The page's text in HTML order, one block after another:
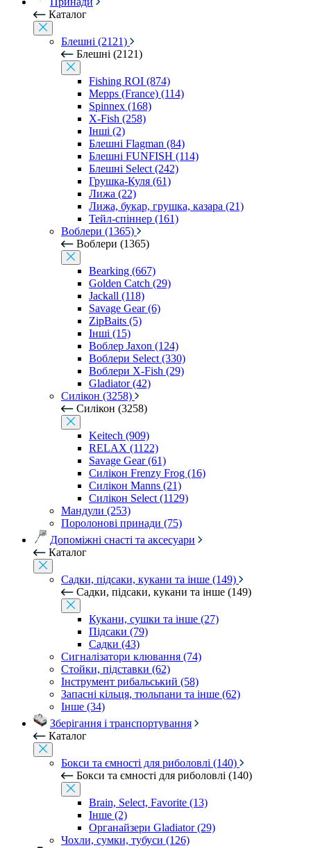
Каталог
Блешні (2121)
Блешні (2121)
Fishing ROI (874)
Mepps (France) (114)
Spinnex (168)
X-Fish (258)
Інші (2)
Блешні Flagman (84)
Блешні FUNFISH (114)
Блешні Select (242)
Грушка-Куля (61)
Лижа (22)
Лижа, букар, грушка, казара (21)
Тейл-спіннер (161)
Воблери (1365)
Воблери (1365)
Bearking (667)
Golden Catch (29)
Jackall (118)
Savage Gear (6)
ZipBaits (5)
Інші (15)
Воблер Jaxon (124)
Воблери Select (330)
Воблери X-Fish (29)
Gladiator (42)
Силікон (3258)
Силікон (3258)
Keitech (909)
RELAX (1122)
Savage Gear (61)
Силікон Frenzy Frog (16)
Силікон Manns (21)
Силікон Select (1129)
Мандули (253)
Поролонові принади (75)
Допоміжні снасті та аксесуари
Каталог
Садки, підсаки, кукани та інше (149)
Садки, підсаки, кукани та інше (149)
Кукани, сушки та інше (27)
Підсаки (79)
Садки (43)
Сигналізатори клювання (74)
Стойки, підставки (62)
Інструмент рибальський (58)
Запасні кільця, тюльпани та інше (62)
Інше (34)
Зберігання і транспортування
Каталог
Бокси та ємності для риболовлі (140)
Бокси та ємності для риболовлі (140)
Brain, Select, Favorite (13)
Інше (2)
Органайзери Gladiator (29)
Чохли, сумки, тубуси (126)